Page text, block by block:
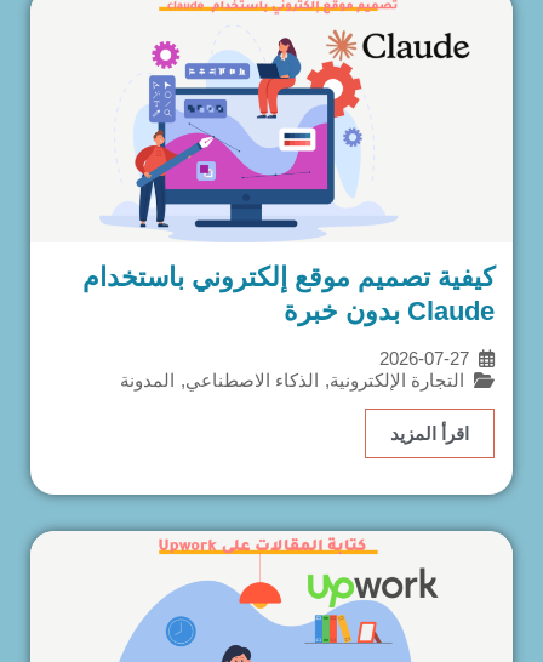
كيفية تصميم موقع إلكتروني باستخدام
Claude بدون خبرة
2026-07-27
التجارة الإلكترونية, الذكاء الاصطناعي, المدونة
اقرأ المزيد